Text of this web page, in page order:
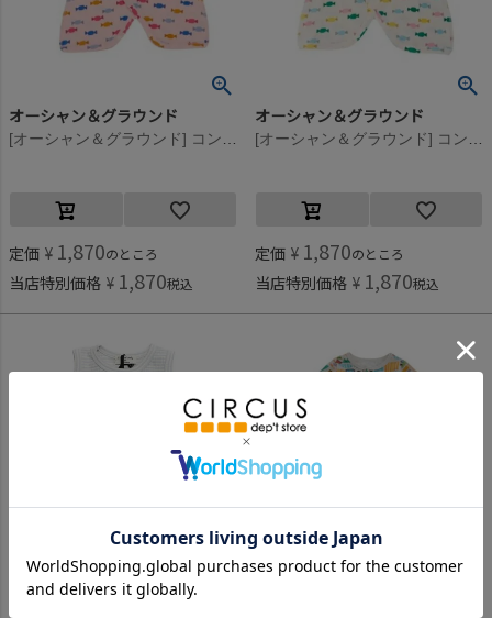
オーシャン＆グラウンド
[オーシャン＆グラウンド] コンビ肌着CandyCandy ピンク(PK)
定価 ¥ 1,870のところ
当店特別価格 ¥ 1,870税込
オーシャン＆グラウンド
[オーシャン＆グラウンド] コンビ肌着CandyCandy オフホワイト(OW)
定価 ¥ 1,870のところ
当店特別価格 ¥ 1,870税込
ワンモア イン ザ ファミリー